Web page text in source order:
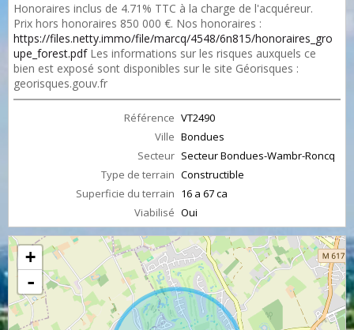
Honoraires inclus de 4.71% TTC à la charge de l'acquéreur.
Prix hors honoraires 850 000 €. Nos honoraires :
https://files.netty.immo/file/marcq/4548/6n815/honoraires_gro
upe_forest.pdfLes informations sur les risques auxquels ce
bien est exposé sont disponibles sur le site Géorisques :
georisques.gouv.fr
Référence VT2490
Ville Bondues
Secteur Secteur Bondues-Wambr-Roncq
Type de terrain Constructible
Superficie du terrain 16 a 67 ca
Viabilisé Oui
+
-